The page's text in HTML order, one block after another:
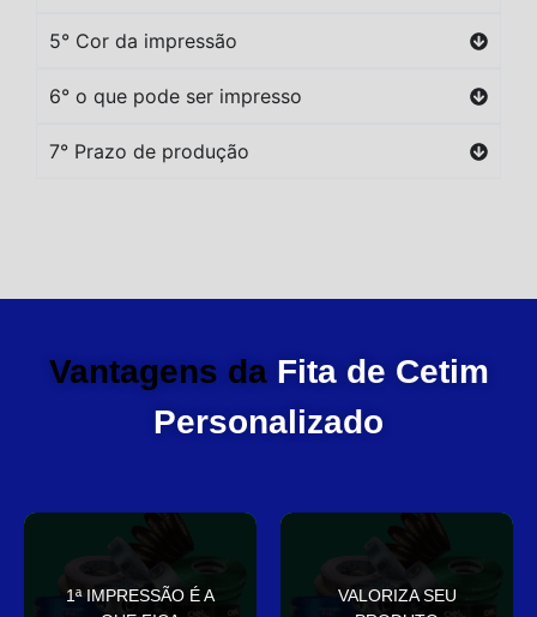
5° Cor da impressão
6° o que pode ser impresso
7° Prazo de produção
Vantagens da Fita de Cetim
Personalizado
1ª IMPRESSÃO É A
Sua embalagem fala por
você
VALORIZA SEU
que deixa sua embalagem
elegante